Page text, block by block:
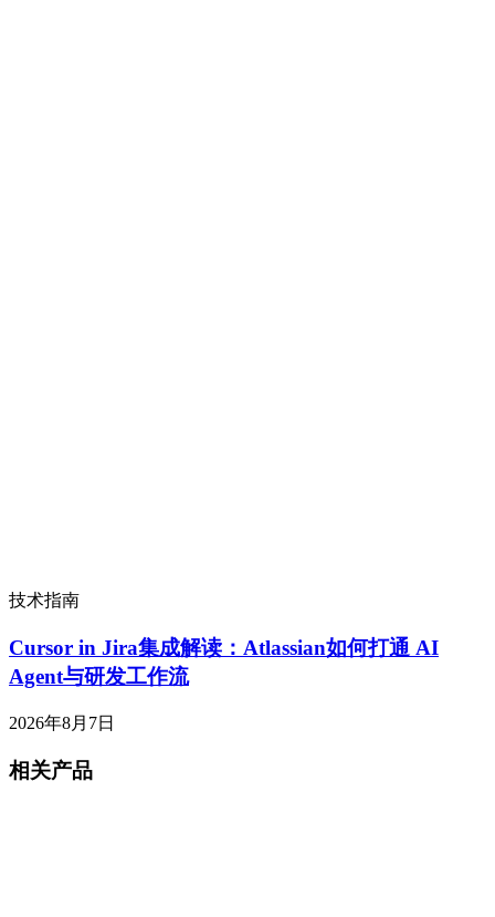
技术指南
Cursor in Jira集成解读：Atlassian如何打通 AI
Agent与研发工作流
2026年8月7日
相关产品